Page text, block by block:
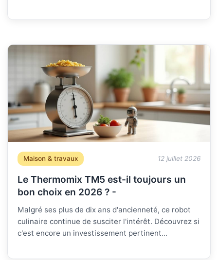
Maison & travaux 12 juillet 2026
Le Thermomix TM5 est-il toujours un
bon choix en 2026 ? -
Malgré ses plus de dix ans d'ancienneté, ce robot
culinaire continue de susciter l'intérêt. Découvrez si
c'est encore un investissement pertinent...